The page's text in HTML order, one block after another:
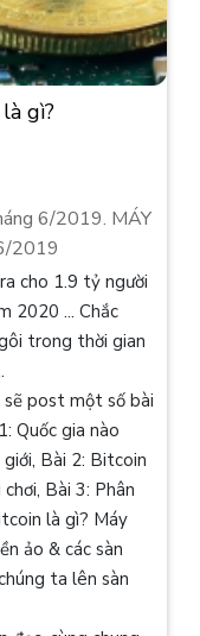
gì?
6/2019. MÁY
2019
cho 1.9 tỷ người
2020 ... Chắc
trong thời gian
post một số bài
Quốc gia nào
Bài 2: Bitcoin
Bài 3: Phân
là gì? Máy
ảo & các sàn
ta lên sàn